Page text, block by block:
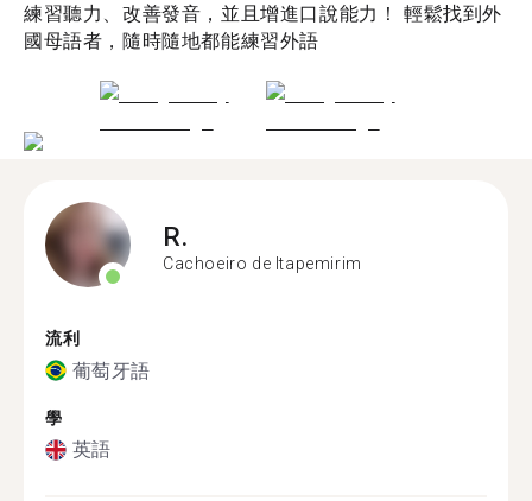
練習聽力、改善發音，並且增進口說能力！ 輕鬆找到外
國母語者，隨時隨地都能練習外語
R.
Cachoeiro de Itapemirim
流利
葡萄牙語
學
英語